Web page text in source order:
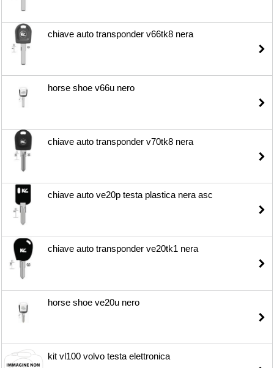
chiave auto transponder v66tk8 nera
horse shoe v66u nero
chiave auto transponder v70tk8 nera
chiave auto ve20p testa plastica nera asc
chiave auto transponder ve20tk1 nera
horse shoe ve20u nero
kit vl100 volvo testa elettronica